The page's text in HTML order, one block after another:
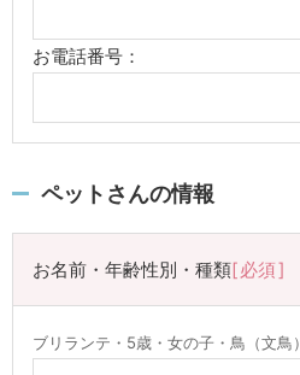
お電話番号：
ペットさんの情報
お名前・年齢性別・種類 必須
ブリランテ・5歳・女の子・鳥（文鳥）